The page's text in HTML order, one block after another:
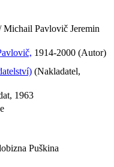
Michail Pavlovič Jeremin
1914-2000 (Autor)
(Nakladatel,
1963
Puškina